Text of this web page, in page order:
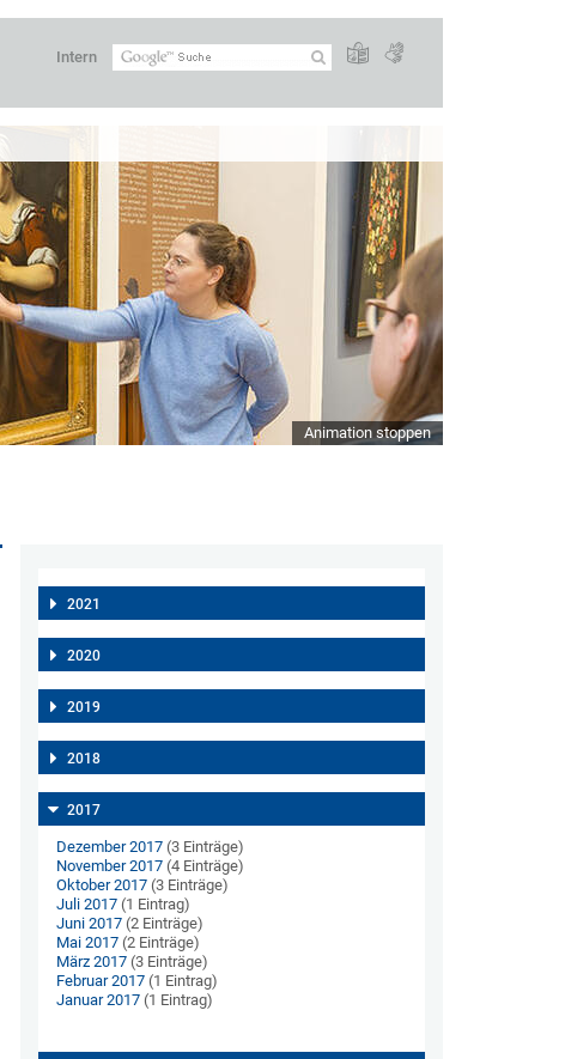
Intern
Animation stoppen
2021
2020
2019
2018
2017
Dezember 2017(3 Einträge)
November 2017(4 Einträge)
Oktober 2017(3 Einträge)
Juli 2017(1 Eintrag)
Juni 2017(2 Einträge)
Mai 2017(2 Einträge)
März 2017(3 Einträge)
Februar 2017(1 Eintrag)
Januar 2017(1 Eintrag)